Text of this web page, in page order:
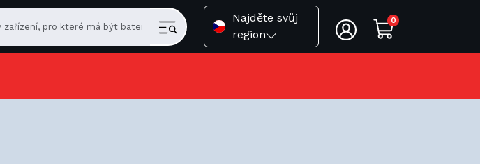
Najděte svůj
region
0